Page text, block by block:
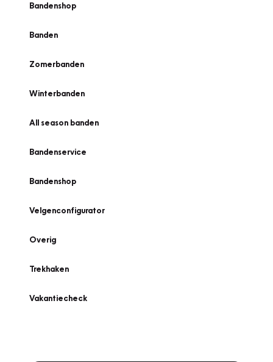
Bandenshop
Banden
Zomerbanden
Winterbanden
All season banden
Bandenservice
Bandenshop
Velgenconfigurator
Overig
Trekhaken
Vakantiecheck